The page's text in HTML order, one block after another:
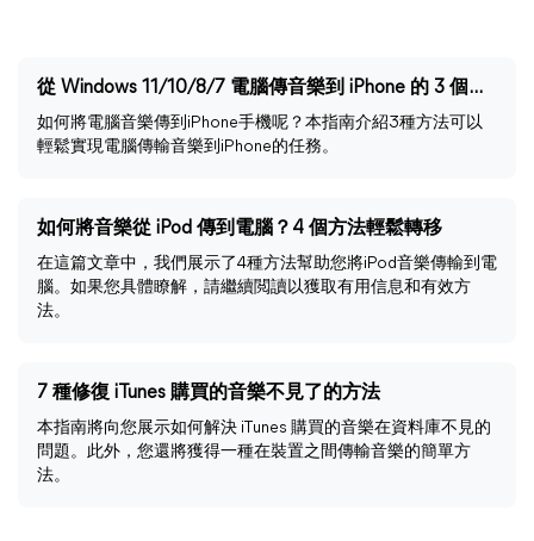
從 Windows 11/10/8/7 電腦傳音樂到 iPhone 的 3 個方法
如何將電腦音樂傳到iPhone手機呢？本指南介紹3種方法可以
輕鬆實現電腦傳輸音樂到iPhone的任務。
如何將音樂從 iPod 傳到電腦？4 個方法輕鬆轉移
在這篇文章中，我們展示了4種方法幫助您將iPod音樂傳輸到電
腦。如果您具體瞭解，請繼續閲讀以獲取有用信息和有效方
法。
7 種修復 iTunes 購買的音樂不見了的方法
本指南將向您展示如何解決 iTunes 購買的音樂在資料庫不見的
問題。此外，您還將獲得一種在裝置之間傳輸音樂的簡單方
法。